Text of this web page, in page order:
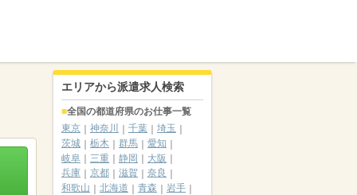
エリアから派遣求人検索
全国の都道府県のお仕事一覧
東京
神奈川 千葉
埼玉
茨城
栃木 群馬
愛知
岐阜
三重 静岡
大阪
兵庫
京都 滋賀
奈良
和歌山
北海道 青森
岩手